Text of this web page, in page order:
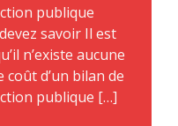
publique
savoir Il est
n’existe aucune
d’un bilan de
publique […]